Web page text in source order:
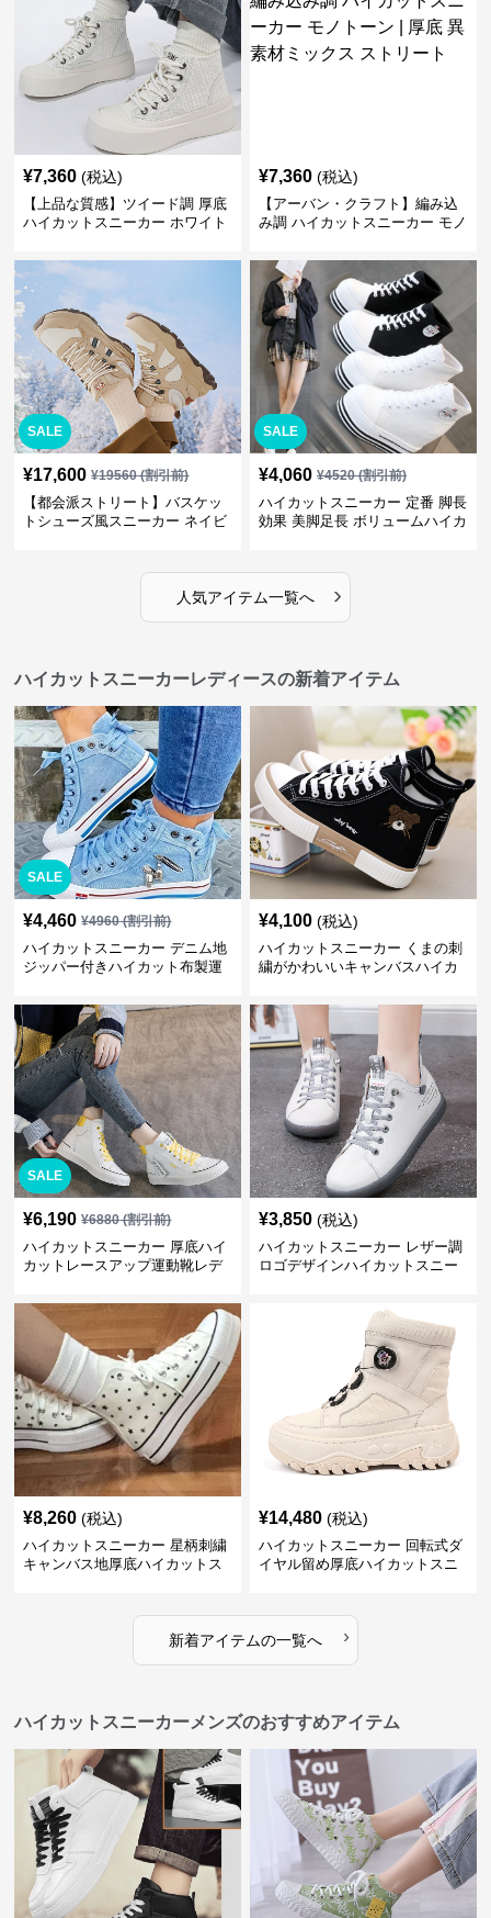
¥7,360 (税込)
【上品な質感】ツイード調 厚底
ハイカットスニーカー ホワイト
ビ クラシック
¥7,360 (税込)
【アーバン・クラフト】編み込
み調 ハイカットスニーカー モノ
トリート
SALE
¥17,600 ¥19560(割引前)
【都会派ストリート】バスケッ
トシューズ風スニーカー ネイビ
SALE
¥4,060 ¥4520(割引前)
ハイカットスニーカー 定番 脚長
効果 美脚足長 ボリュームハイカ
かわいい
人気アイテム一覧へ ›
ハイカットスニーカーレディースの新着アイテム
SALE
¥4,460 ¥4960(割引前)
ハイカットスニーカー デニム地
ジッパー付きハイカット布製運
¥4,100 (税込)
ハイカットスニーカー くまの刺
繍がかわいいキャンバスハイカ
SALE
¥6,190 ¥6880(割引前)
ハイカットスニーカー 厚底ハイ
カットレースアップ運動靴レデ
¥3,850 (税込)
ハイカットスニーカー レザー調
ロゴデザインハイカットスニー
¥8,260 (税込)
ハイカットスニーカー 星柄刺繍
キャンバス地厚底ハイカットス
¥14,480 (税込)
ハイカットスニーカー 回転式ダ
イヤル留め厚底ハイカットスニ
新着アイテムの一覧へ ›
ハイカットスニーカーメンズのおすすめアイテム